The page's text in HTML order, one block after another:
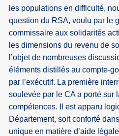
les populations en difficulté,
question du RSA, voulu par le
commissaire aux solidarités
les dimensions du revenu de
l’objet de nombreuses
éléments distillés au compte-
par l’exécutif. La première
soulevée par le CA a porté sur
compétences. Il est apparu
Département, soit conforté
unique en matière d’aide